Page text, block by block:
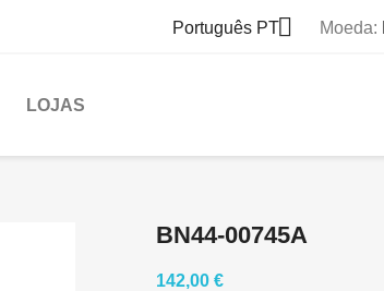
Português PT Moeda:
LOJAS
BN44-00745A
142,00 €